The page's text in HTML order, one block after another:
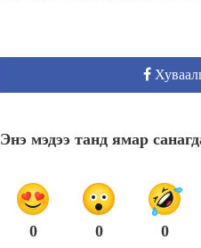
Энэ мэдээ танд ямар
0 0 0